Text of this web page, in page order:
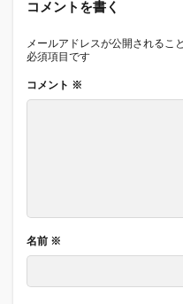
コメントを書く
メールアドレスが公開されるこ
必須項目です
コメント ※
名前 ※